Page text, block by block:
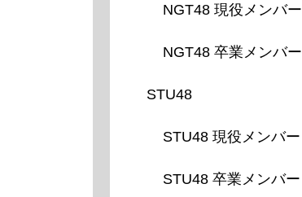
NGT48 現役メンバー
NGT48 卒業メンバー
STU48
STU48 現役メンバー
STU48 卒業メンバー